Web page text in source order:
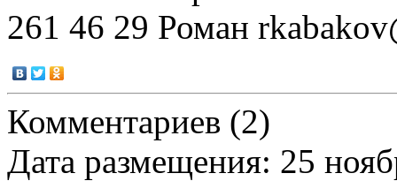
261 46 29 Роман
Комментариев (2)
Дата размещения: 25